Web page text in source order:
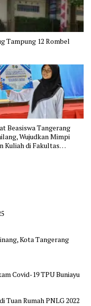
Tampung 12 Rombel
Beasiswa Tangerang
Wujudkan Mimpi
Kuliah di Fakultas
Kota Tangerang
Covid-19 TPU Buniayu
Tuan Rumah PNLG 2022